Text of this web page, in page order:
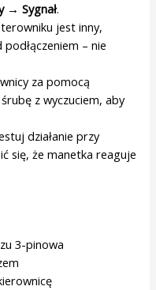
→ Sygnał.
jest inny,
– nie
za pomocą
z wyczuciem, aby
działanie przy
się, że manetka reaguje
3-pinowa